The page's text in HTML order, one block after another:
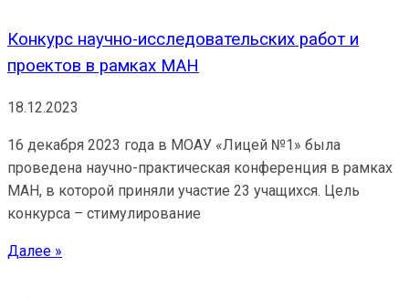
Конкурс научно-исследовательских работ и
проектов в рамках МАН
18.12.2023
16 декабря 2023 года в МОАУ «Лицей №1» была
проведена научно-практическая конференция в рамках
МАН, в которой приняли участие 23 учащихся. Цель
конкурса – стимулирование
Далее »